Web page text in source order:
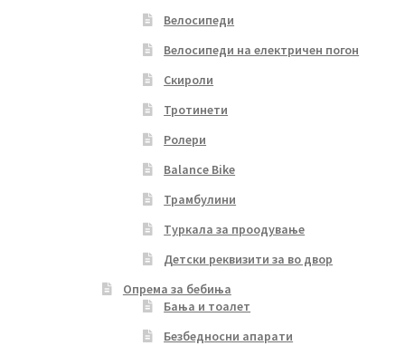
Велосипеди
Велосипеди на електричен погон
Скироли
Тротинети
Ролери
Balance Bike
Трамбулини
Туркала за проодување
Детски реквизити за во двор
Опрема за бебиња
Бања и тоалет
Безбедносни апарати